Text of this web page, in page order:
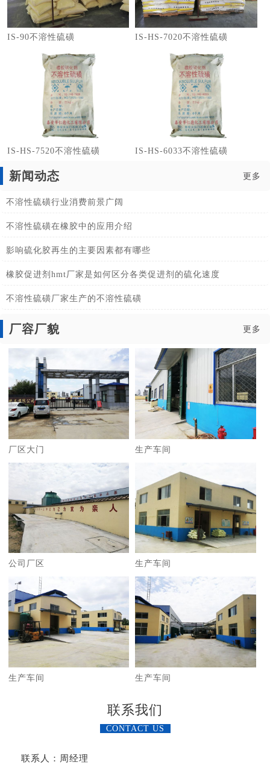
IS-90不溶性硫磺 IS-HS-7020不溶性硫磺
IS-HS-7520不溶性硫磺 IS-HS-6033不溶性硫磺
新闻动态 更多
不溶性硫磺行业消费前景广阔
不溶性硫磺在橡胶中的应用介绍
影响硫化胶再生的主要因素都有哪些
橡胶促进剂hmt厂家是如何区分各类促进剂的硫化速度
不溶性硫磺厂家生产的不溶性硫磺
厂容厂貌 更多
厂区大门 生产车间
公司厂区 生产车间
生产车间 生产车间
联系我们
CONTACT US
联系人：周经理